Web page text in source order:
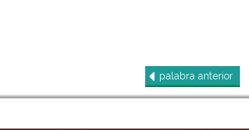
palabra anterior